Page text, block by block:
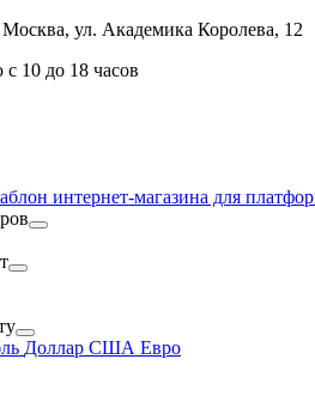
Москва, ул. Академика Королева, 12
10 до 18 часов
Доллар США Евро